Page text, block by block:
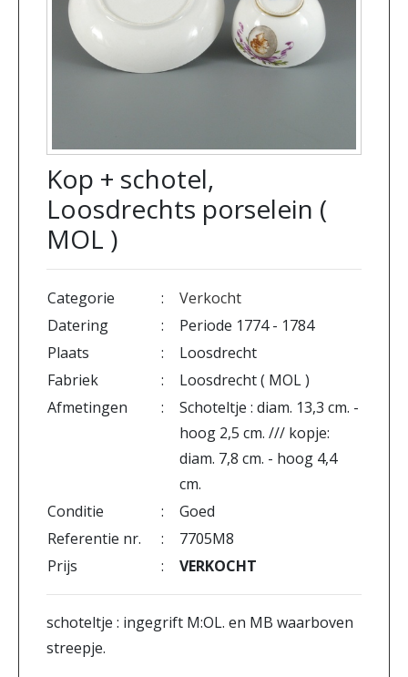
Kop + schotel,
Loosdrechts porselein (
MOL )
Categorie :
Verkocht
Datering
:
Periode 1774 - 1784
Plaats
:
Loosdrecht
Fabriek
:
Loosdrecht ( MOL )
Afmetingen
:
Schoteltje : diam. 13,3 cm. -
hoog 2,5 cm. /// kopje:
diam. 7,8 cm. - hoog 4,4
cm.
Conditie
:
Goed
Referentie nr.
:
7705M8
Prijs
: VERKOCHT
schoteltje : ingegrift M:OL. en MB waarboven
streepje.